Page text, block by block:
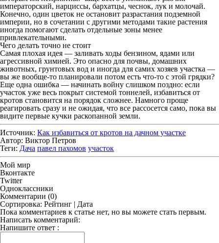
императорский, нарциссы, бархатцы, чеснок, лук и молочай.
Конечно, один цветок не остановит разрастания подземной
империи, но в сочетании с другими методами такие растения
иногда помогают сделать отдельные зоны менее
привлекательными.
Чего делать точно не стоит
Самая плохая идея — заливать ходы бензином, ядами или
агрессивной химией. Это опасно для почвы, домашних
животных, грунтовых вод и иногда для самих хозяев участка —
вы же вообще-то планировали потом есть что-то с этой грядки?
Еще одна ошибка — начинать войну слишком поздно: если
участок уже весь покрыт системой тоннелей, избавиться от
кротов становится на порядок сложнее. Намного проще
реагировать сразу и не ожидая, что все рассосется само, пока вы
видите первые кучки раскопанной земли.
Источник: Как избавиться от кротов на дачном участке
Автор: Виктор Петров
Теги: Дача павел пахомов участок
Мой мир
Вконтакте
Twitter
Одноклассники
Комментарии (0)
Сортировка: Рейтинг | Дата
Пока комментариев к статье нет, но вы можете стать первым.
Написать комментарий:
Напишите ответ :